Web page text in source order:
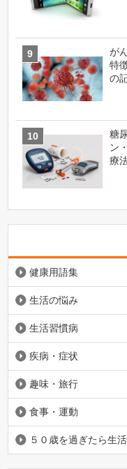
が
特
の
糖
ン
療
健康用語集
生活の悩み
生活習慣病
疾病・症状
趣味・旅行
食事・運動
５０歳を過ぎたら生